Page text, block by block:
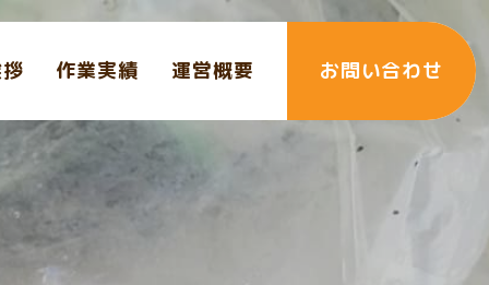
作業実績 運営概要 お問い合わせ